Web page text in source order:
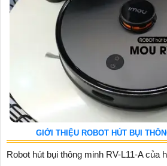
GIỚI THIỆU ROBOT HÚT BỤI
Robot hút bụi thông minh RV-L11-A của